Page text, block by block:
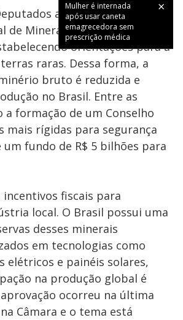
Mulher é internada
após usar caneta
emagrecedora sem
prescrição médica
aprovou a criação da
de Minerais Críticos e
orientações para a
raras. Dessa forma, a
bruto é reduzida e
no Brasil. Entre as
a formação de um Conselho
mais rígidas para segurança
fundo de R$ 5 bilhões para
fiscais para
local. O Brasil possui uma
desses minerais
em tecnologias como
elétricos e painéis solares,
na produção global é
ocorreu na última
Câmara e o tema está